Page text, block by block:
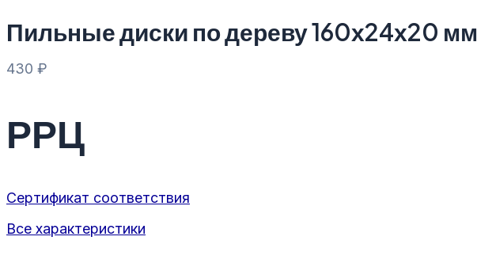
Пильные диски по дереву 160х24х20 мм
430 ₽
РРЦ
Сертификат соответствия
Все характеристики